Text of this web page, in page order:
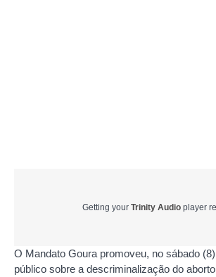
Getting your Trinity Audio player
O Mandato Goura promoveu, no sábado
público sobre a descriminalização do